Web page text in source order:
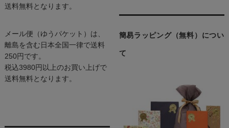
送料無料となります。
メール便（ゆうパケット）は、
離島を含む日本全国一律で送料
250円です。
税込3980円以上のお買い上げで
送料無料となります。
簡易ラッピング（無料）につい
て